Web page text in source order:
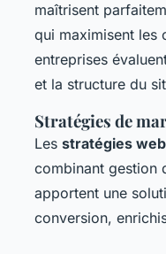
maîtrisent
qui maximisent les
entreprises
et la structure du
Stratégies de
Les stratégies web
combinant gestion
apportent une
conversion,